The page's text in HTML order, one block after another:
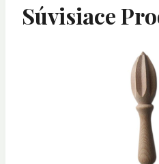
Súvisiace